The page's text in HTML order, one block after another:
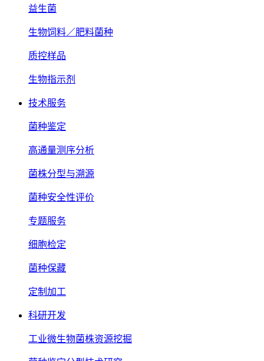
益生菌
生物饲料／肥料菌种
质控样品
生物指示剂
技术服务
菌种鉴定
高通量测序分析
菌株分型与溯源
菌种安全性评价
专题服务
细胞检定
菌种保藏
定制加工
科研开发
工业微生物菌株资源挖掘